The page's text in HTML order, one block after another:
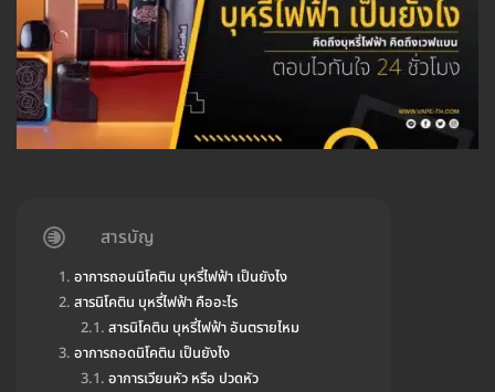
สารบัญ
อาการถอนนิโคติน บุหรี่ไฟฟ้า เป็นยังไง
สารนิโคติน บุหรี่ไฟฟ้า คืออะไร
สารนิโคติน บุหรี่ไฟฟ้า อันตรายไหม
อาการถอดนิโคติน เป็นยังไง
อาการเวียนหัว หรือ ปวดหัว